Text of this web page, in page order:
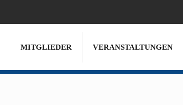
MITGLIEDER VERANSTALTUNGEN